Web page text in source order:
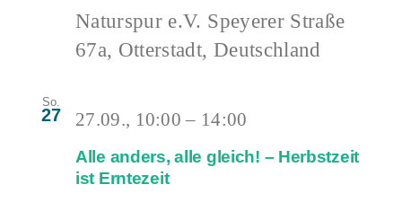
Naturspur e.V. Speyerer Straße
67a, Otterstadt, Deutschland
So.
27
Alle anders, alle gleich! – Herbstzeit
ist Erntezeit
27.09., 10:00 – 14:00